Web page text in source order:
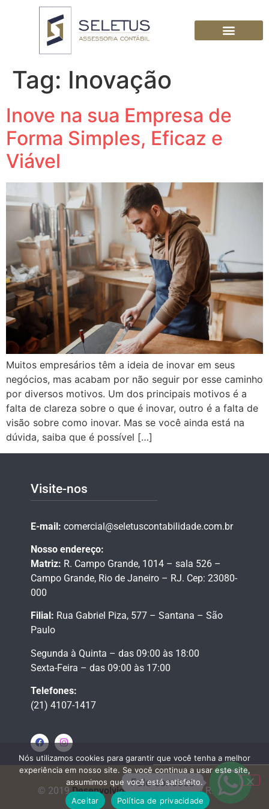
Tag: Inovação
Inove na sua Empresa de
Forma Simples, Eficaz e
Viável
Muitos empresários têm a ideia de inovar em seus
negócios, mas acabam por não seguir por esse caminho
por diversos motivos. Um dos principais motivos é a
falta de clareza sobre o que é inovar, outro é a falta de
visão sobre como inovar. Mas se você ainda está na
dúvida, saiba que é possível […]
Visite-nos
E-mail: comercial@seletuscontabilidade.com.br
Nosso endereço:
Matriz: R. Campo Grande, 1014 – sala 526 –
Campo Grande, Rio de Janeiro – RJ. Cep: 23080-
000
Filial: Rua Gabriel Piza, 577 – Santana – São
Paulo
Segunda à Quinta – das 09:00 às 18:00
Sexta-Feira – das 09:00 às 17:00
Telefones:
(21) 4107-1417
© 2019Desenvolvido por ContabilitAll Rights
Reserved.
Nós utilizamos cookies para garantir que você tenha a melhor
experiência em nosso site. Se você continua a usar este site,
assumimos que você está satisfeito.
Aceitar
Política de privacidade
Fale conosco